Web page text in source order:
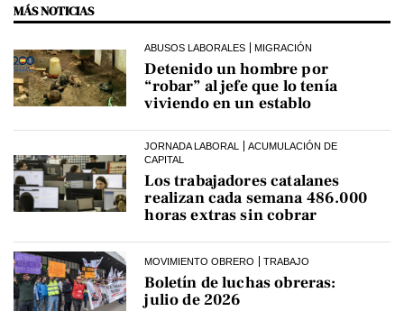
MÁS NOTICIAS
ABUSOS LABORALES MIGRACIÓN
Detenido un hombre por
“robar” al jefe que lo tenía
viviendo en un establo
JORNADA LABORAL
ACUMULACIÓN DE
CAPITAL
Los trabajadores catalanes
realizan cada semana 486.000
horas extras sin cobrar
MOVIMIENTO OBRERO TRABAJO
Boletín de luchas obreras:
julio de 2026